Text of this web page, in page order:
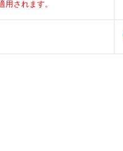
用されます。